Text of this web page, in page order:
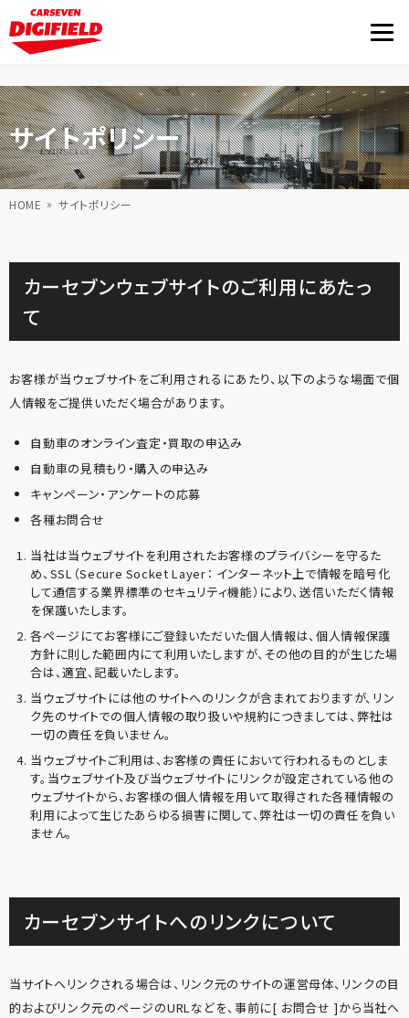
サイトポリシー
HOME サイトポリシー
カーセブンウェブサイトのご利用にあたっ
て
お客様が当ウェブサイトをご利用されるにあたり、以下のような場面で個
人情報をご提供いただく場合があります。
自動車のオンライン査定・買取の申込み
自動車の見積もり・購入の申込み
キャンペーン・アンケートの応募
各種お問合せ
当社は当ウェブサイトを利用されたお客様のプライバシーを守るた
め、SSL（Secure Socket Layer： インターネット上で情報を暗号化
して通信する業界標準のセキュリティ機能）により、送信いただく情報
を保護いたします。
各ページにてお客様にご登録いただいた個人情報は、個人情報保護
方針に則した範囲内にて利用いたしますが、その他の目的が生じた場
合は、適宜、記載いたします。
当ウェブサイトには他のサイトへのリンクが含まれておりますが、リン
ク先のサイトでの個人情報の取り扱いや規約につきましては、弊社は
一切の責任を負いません。
当ウェブサイトご利用は、お客様の責任において行われるものとしま
す。当ウェブサイト及び当ウェブサイトにリンクが設定されている他の
ウェブサイトから、お客様の個人情報を用いて取得された各種情報の
利用によって生じたあらゆる損害に関して、弊社は一切の責任を負い
ません。
カーセブンサイトへのリンクについて
当サイトへリンクされる場合は、リンク元のサイトの運営母体、リンクの目
的およびリンク元のページのURLなどを、事前に[ お問合せ ]から当社へ